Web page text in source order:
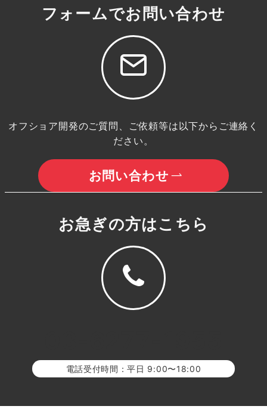
フォームでお問い合わせ
オフショア開発のご質問、ご依頼等は以下からご連絡く
ださい。
お問い合わせ
お急ぎの方はこちら
電話受付時間：平日 9:00〜18:00